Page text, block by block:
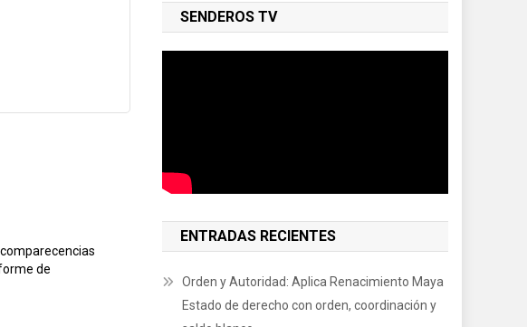
de
SENDEROS TV
ENTRADAS RECIENTES
Orden y Autoridad: Aplica Renacimiento Maya
Estado de derecho con orden, coordinación y